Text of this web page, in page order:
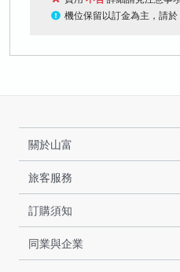
機位保留以訂金為主，請於
關於山富
旅客服務
訂購須知
同業與企業